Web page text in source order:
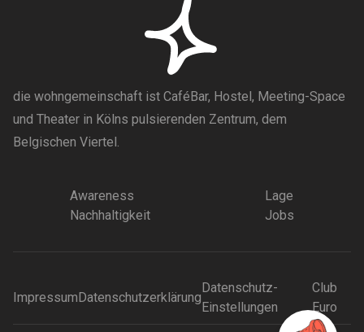
die wohngemeinschaft ist CaféBar, Hostel, Meeting-Space
und Theater in Kölns pulsierenden Zentrum, dem
Belgischen Viertel.
Awareness
Nachhaltigkeit
Lage
Jobs
ImpressumDatenschutzerklärung
Datenschutz-
Einstellungen
Club
Euro